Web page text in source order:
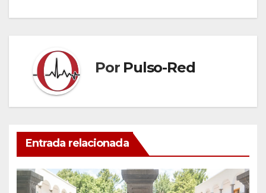
Por Pulso-Red
Entrada relacionada